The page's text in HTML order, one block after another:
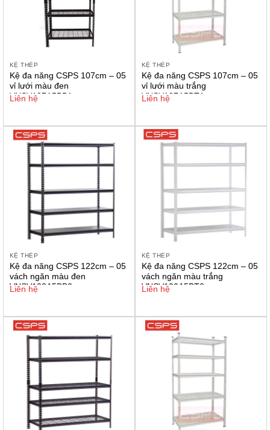
KỆ THÉP
Kệ đa năng CSPS 107cm – 05
vỉ lưới màu đen
VNSV107A5BB1
Liên hệ
KỆ THÉP
Kệ đa năng CSPS 107cm – 05
vỉ lưới màu trắng
VNSV107A5BT1
Liên hệ
KỆ THÉP
Kệ đa năng CSPS 122cm – 05
vách ngăn màu đen
VNSV122A5BB2
Liên hệ
KỆ THÉP
Kệ đa năng CSPS 122cm – 05
vách ngăn màu trắng
VNSV122A5BT2
Liên hệ